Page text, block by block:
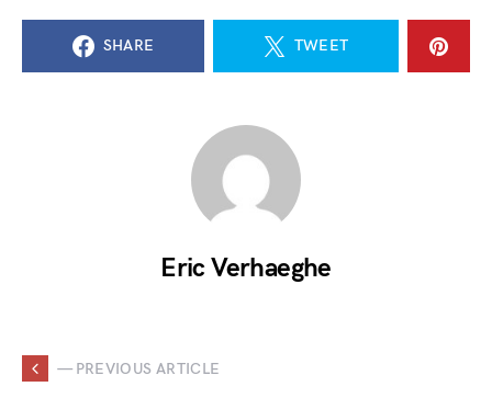
SHARE TWEET
Eric Verhaeghe
— PREVIOUS ARTICLE